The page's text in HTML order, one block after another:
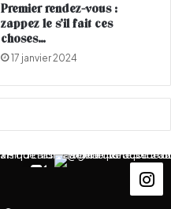
Premier rendez-vous :
zappez le s’il fait ces
choses…
17 janvier 2024